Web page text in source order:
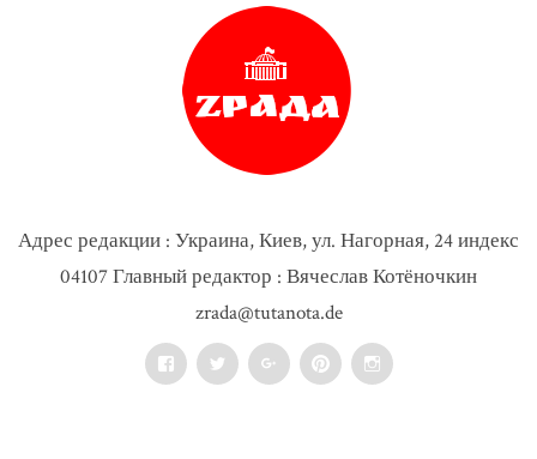
Адрес редакции : Украина, Киев, ул. Нагорная, 24 индекс
04107 Главный редактор : Вячеслав Котёночкин
zrada@tutanota.de
FacebookTwitter Google+PinterestInstagram